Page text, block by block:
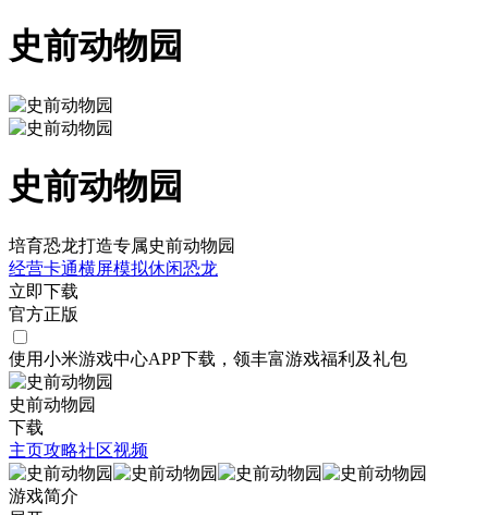
史前动物园
史前动物园
培育恐龙打造专属史前动物园
经营卡通横屏模拟休闲恐龙
立即下载
官方正版
使用小米游戏中心APP下载 ，领丰富游戏福利 及礼包
史前动物园
下载
主页攻略社区视频
游戏简介